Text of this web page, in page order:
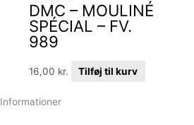
DMC – MOULINÉ
SPÉCIAL – FV.
989
16,00 kr. Tilføj til kurv
Informationer